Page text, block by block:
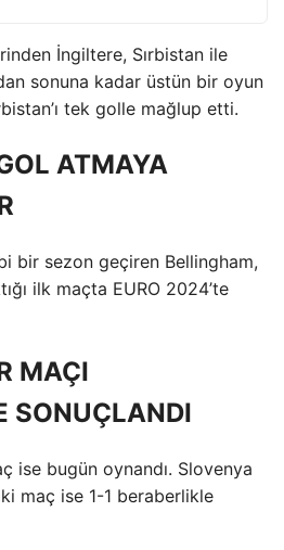
İngiltere, Sırbistan ile
sonuna kadar üstün bir oyun
tek golle mağlup etti.
ATMAYA
bir sezon geçiren Bellingham,
ilk maçta EURO 2024’te
MAÇI
SONUÇLANDI
ise bugün oynandı. Slovenya
maç ise 1-1 beraberlikle